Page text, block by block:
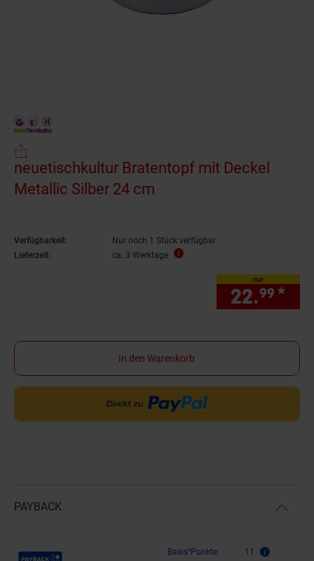
neuetischkultur Bratentopf mit Deckel
Metallic Silber 24 cm
Verfügbarkeit:
Nur noch 1 Stück verfügbar
Lieferzeit:
ca. 3 Werktage
nur
22.99 *
In den Warenkorb
PAYBACK
Payback Punkte Basis°Punkte:
11